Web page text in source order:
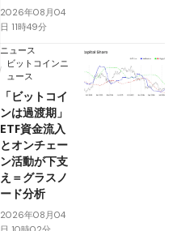
2026年08月04
日 11時49分
ニュース
ビットコインニ
ュース
「ビットコイ
ンは過渡期」
ETF資金流入
とオンチェー
ン活動が下支
え＝グラスノ
ード分析
2026年08月04